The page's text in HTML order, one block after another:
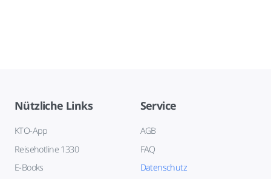
Nützliche Links
KTO-App
Reisehotline 1330
E-Books
Service
AGB
FAQ
Datenschutz